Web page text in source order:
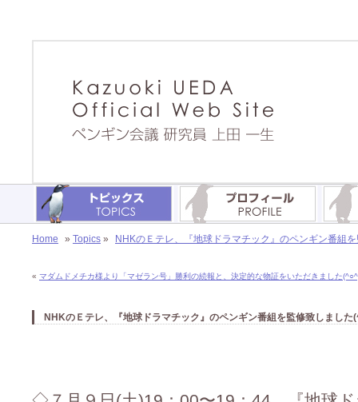
Home » Topics » NHKのＥテレ、『地球ドラマチック』のペンギン番組
« マダムドメチカ様より「マゼラン号」勝利の続報と、決定的な物証をいただきました
NHKのＥテレ、『地球ドラマチック』のペンギン番組を監修致しました